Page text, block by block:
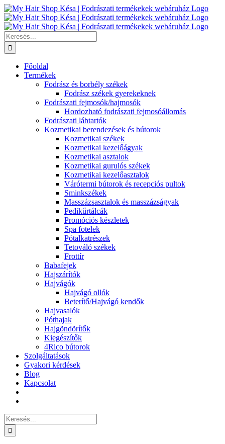
Kihagyás
Keresés...
Főoldal
Termékek
Fodrász és borbély székek
Fodrász székek gyerekeknek
Fodrászati fejmosók/hajmosók
Hordozható fodrászati fejmosóállomás
Fodrászati lábtartók
Kozmetikai berendezések és bútorok
Kozmetikai székek
Kozmetikai kezelőágyak
Kozmetikai asztalok
Kozmetikai gurulós székek
Kozmetikai kezelőasztalok
Várótermi bútorok és recepciós pultok
Sminkszékek
Masszázsasztalok és masszázságyak
Pedikűrtálcák
Promóciós készletek
Spa fotelek
Pótalkatrészek
Tetováló székek
Frottír
Babafejek
Hajszárítók
Hajvágók
Hajvágó ollók
Beterítő/Hajvágó kendők
Hajvasalók
Póthajak
Hajgöndörítők
Kiegészítők
4Rico bútorok
Szolgáltatások
Gyakori kérdések
Blog
Kapcsolat
Keresés...